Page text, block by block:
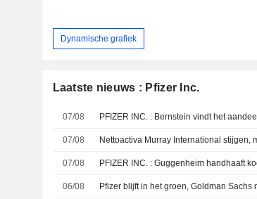
Dynamische grafiek
Laatste nieuws : Pfizer Inc.
07/08 PFIZER INC. : Bernstein vindt het
07/08
07/08 PFIZER INC. : Guggenheim handhaaft
06/08 Pfizer blijft in het groen, Goldman Sachs